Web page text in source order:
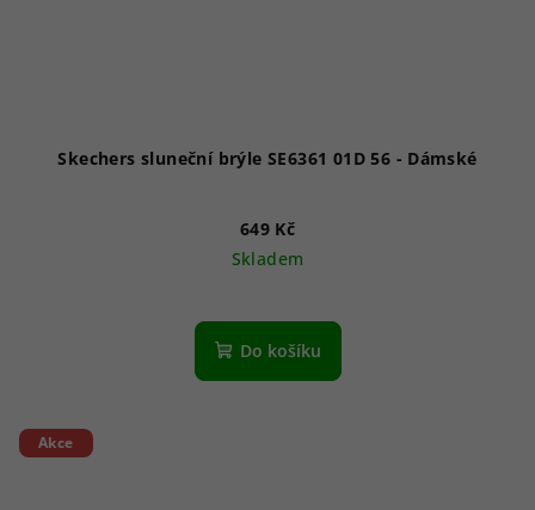
Skechers sluneční brýle SE6361 01D 56 - Dámské
649 Kč
Skladem
Do košíku
Akce